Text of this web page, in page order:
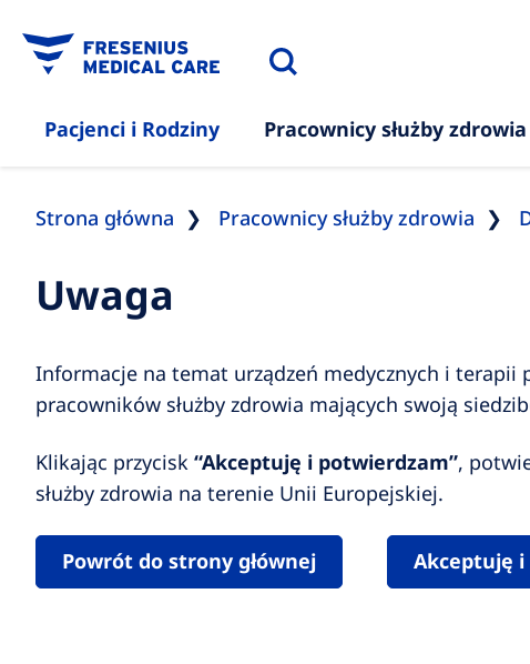
Pacjenci i Rodziny Pracownicy służby zdrowia
Strona główna Pracownicy służby zdrowia
Uwaga
Informacje na temat urządzeń medycznych i terapii
pracowników służby zdrowia mających swoją
Klikając przycisk “Akceptuję i potwierdzam”,
służby zdrowia na terenie Unii Europejskiej.
Powrót do strony głównej Akceptuję